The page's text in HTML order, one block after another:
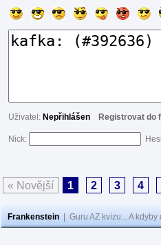
Uživatel: Nepřihlášen Registrovat do
Nick:
« Novější 1 2 3 4
Frankenstein Guru AZ kvízu... A